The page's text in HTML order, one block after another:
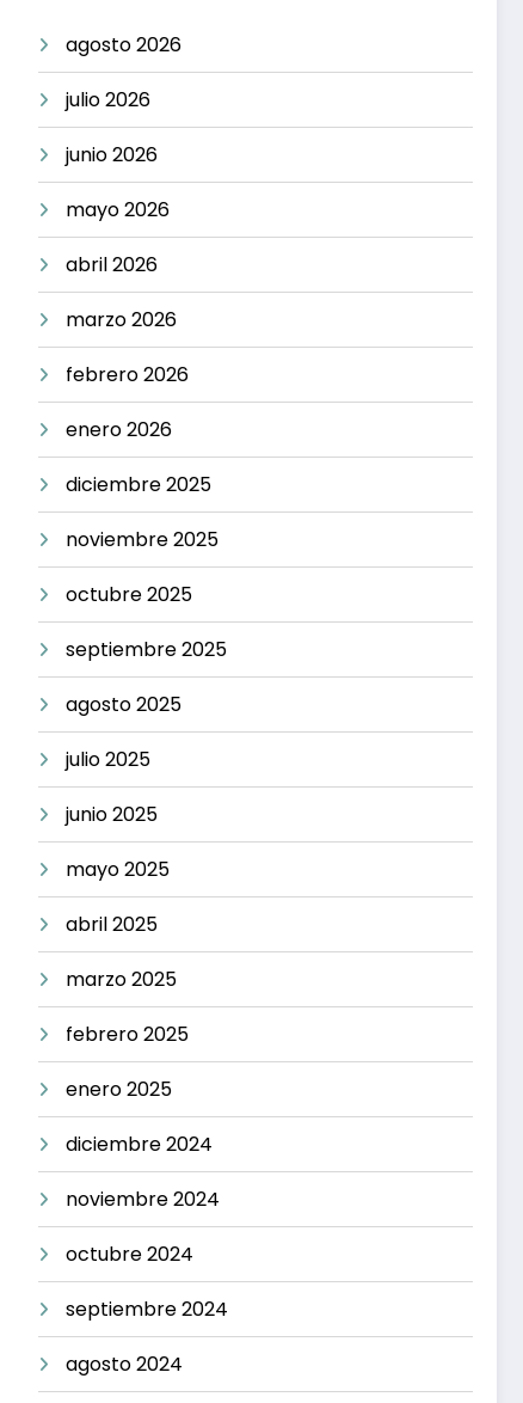
agosto 2026
julio 2026
junio 2026
mayo 2026
abril 2026
marzo 2026
febrero 2026
enero 2026
diciembre 2025
noviembre 2025
octubre 2025
septiembre 2025
agosto 2025
julio 2025
junio 2025
mayo 2025
abril 2025
marzo 2025
febrero 2025
enero 2025
diciembre 2024
noviembre 2024
octubre 2024
septiembre 2024
agosto 2024